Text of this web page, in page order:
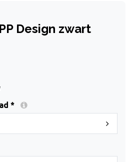
Design zwart
*